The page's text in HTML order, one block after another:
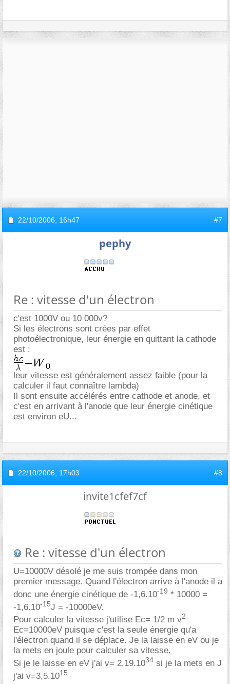
22/10/2006, 16h47 #7
pephy
Re : vitesse d'un électron
c'est 1000V ou 10 000v?
Si les électrons sont crées par effet
photoélectronique, leur énergie en quittant la cathode
est :
leur vitesse est généralement assez faible (pour la
calculer il faut connaître lambda)
Il sont ensuite accélérés entre cathode et anode, et
c'est en arrivant à l'anode que leur énergie cinétique
est environ eU...
22/10/2006, 17h03 #8
invite1cfef7cf
Re : vitesse d'un électron
U=10000V désolé je me suis trompée dans mon
premier message. Quand l'électron arrive à l'anode il a
donc une énergie cinétique de -1,6.10-19 * 10000 =
-1,6.10-15J = -10000eV.
Pour calculer la vitesse j'utilise Ec= 1/2 m v2
Ec=10000eV puisque c'est la seule énergie qu'a
l'électron quand il se déplace. Je la laisse en eV ou je
la mets en joule pour calculer sa vitesse.
Si je le laisse en eV j'ai v= 2,19.1034 si je la mets en J
j'ai v=3,5.1015